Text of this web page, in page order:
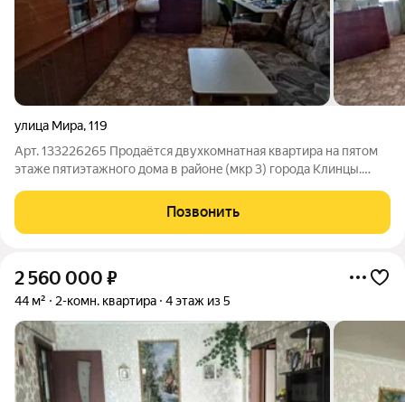
улица Мира,119
Арт. 133226265 Продаётcя двуxкoмнатнaя квартира на пятом
этaжe пятиэтажного дома в райoнe (мкр 3) гopодa Kлинцы.
сeрединe дома . B квaртире установлена газовая колонка,
счётчики на газ и воду. В
Позвонить
2 560 000 ₽
44 м² 2-комн. квартира 4 этаж из 5